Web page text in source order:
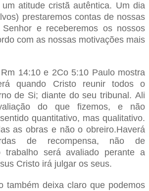
atitude cristã autêntica. Um dia
prestaremos contas de nossas
e receberemos os nossos
com as nossas motivações mais
14:10 e 2Co 5:10 Paulo mostra
quando Cristo reunir todos o
de Si; diante do seu tribunal. Ali
do que fizemos, e não
quantitativo, mas qualitativo.
as obras e não o obreiro.Haverá
de recompensa, não de
trabalho será avaliado perante a
Cristo irá julgar os seus.
também deixa claro que podemos